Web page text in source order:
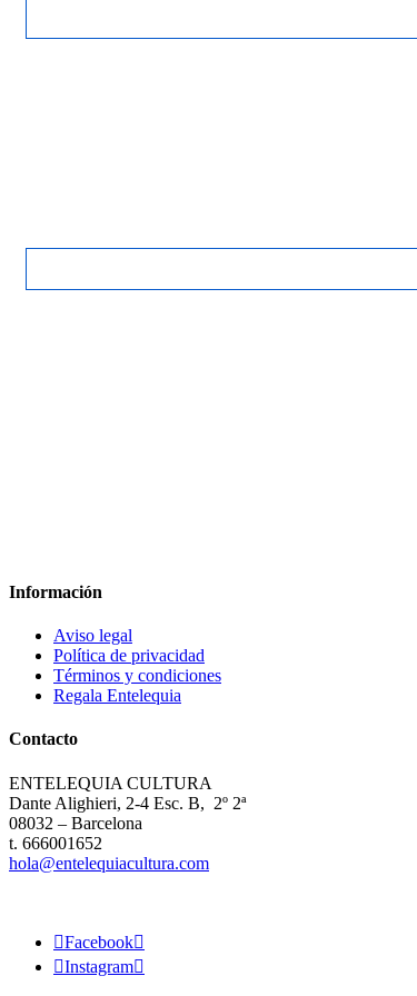
Información
Aviso legal
Política de privacidad
Términos y condiciones
Regala Entelequia
Contacto
ENTELEQUIA CULTURA
Dante Alighieri, 2-4 Esc. B, 2º 2ª
08032 – Barcelona
t. 666001652
hola@entelequiacultura.com
Facebook
Instagram